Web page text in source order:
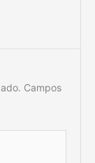
Campos